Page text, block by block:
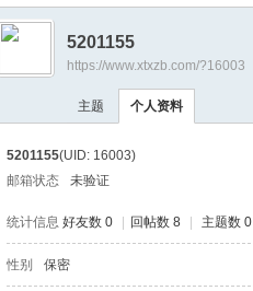
›
5201155
https://www.xtxzb.com/?16003
主题 个人资料
5201155(UID: 16003)
邮箱状态
未验证
统计信息 好友数 0 回帖数 8 主题数 0
性别 保密